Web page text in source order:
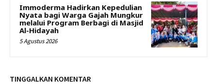
Immoderma Hadirkan Kepedulian
Nyata bagi Warga Gajah Mungkur
melalui Program Berbagi di Masjid
Al-Hidayah
5 Agustus 2026
TINGGALKAN KOMENTAR